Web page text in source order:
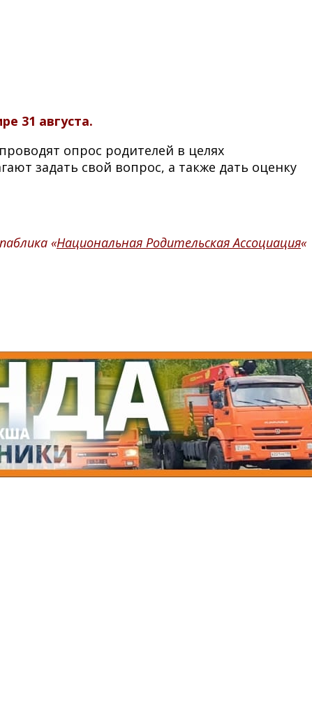
31 августа.
опрос родителей в целях
задать свой вопрос, а также дать оценку
«Национальная Родительская Ассоциация«